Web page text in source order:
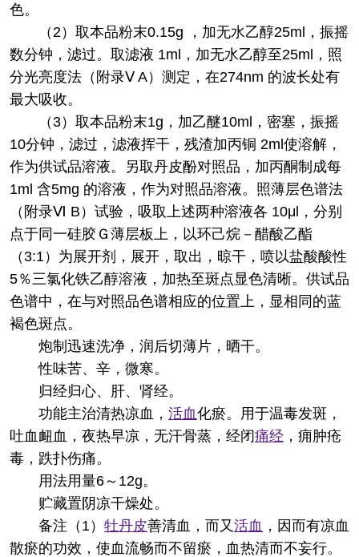
色。
（2）取本品粉末0.15g ，加无水乙醇25ml，振摇
数分钟，滤过。取滤液 1ml，加无水乙醇至25ml，照
分光亮度法（附录Ⅴ A）测定，在274nm 的波长处有
最大吸收。
（3）取本品粉末1g，加乙醚10ml，密塞，振摇
10分钟，滤过，滤液挥干，残渣加丙铜 2ml使溶解，
作为供试品溶液。另取丹皮酚对照品，加丙酮制成每
1ml 含5mg 的溶液，作为对照品溶液。照薄层色谱法
（附录Ⅵ B）试验，吸取上述两种溶液各 10μl，分别
点于同一硅胶Ｇ薄层板上，以环己烷－醋酸乙酯
（3:1）为展开剂，展开，取出，晾干，喷以盐酸酸性
5％三氯化铁乙醇溶液，加热至斑点显色清晰。供试品
色谱中，在与对照品色谱相应的位置上，显相同的蓝
褐色斑点。
炮制 迅速洗净，润后切薄片，晒干。
性味苦、辛，微寒。
归经归心、肝、肾经。
功能主治清热凉血， 活血化瘀。用于温毒发斑，
吐血衄血，夜热早凉，无汗骨蒸，经闭痛经 ，痈肿疮
毒，跌扑伤痛。
用法用量6～12g。
贮藏置阴凉干燥处。
备注 （1） 牡丹皮善清血，而又 活血 ，因而有凉血
散瘀的功效，使血流畅而不留瘀，血热清而不妄行。